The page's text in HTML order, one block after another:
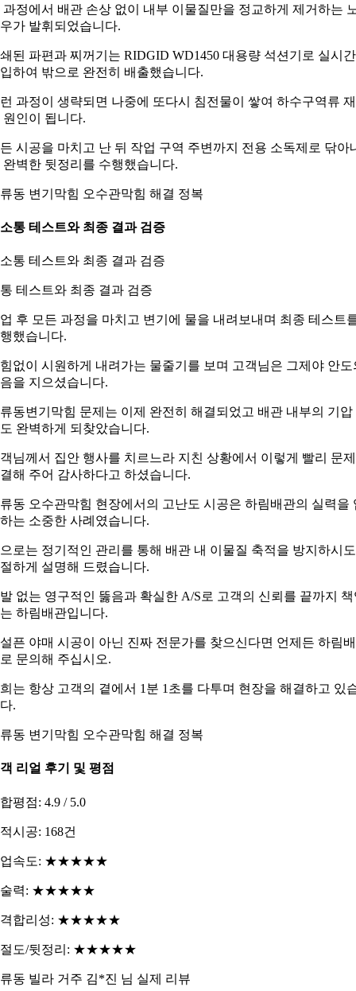
과정에서 배관 손상 없이 내부 이물질만을 정교하게 제거하는
가 발휘되었습니다.
된 파편과 찌꺼기는 RIDGID WD1450 대용량 석션기로 실시간
하여 밖으로 완전히 배출했습니다.
과정이 생략되면 나중에 또다시 침전물이 쌓여 하수구역류
원인이 됩니다.
시공을 마치고 난 뒤 작업 구역 주변까지 전용 소독제로 닦아
완벽한 뒷정리를 수행했습니다.
동 변기막힘 오수관막힘 해결 정복
통 테스트와 최종 결과 검증
테스트와 최종 결과 검증
후 모든 과정을 마치고 변기에 물을 내려보내며 최종 테스트
했습니다.
없이 시원하게 내려가는 물줄기를 보며 고객님은 그제야 안도
을 지으셨습니다.
동변기막힘 문제는 이제 완전히 해결되었고 배관 내부의 기압
완벽하게 되찾았습니다.
님께서 집안 행사를 치르느라 지친 상황에서 이렇게 빨리 문
해 주어 감사하다고 하셨습니다.
동 오수관막힘 현장에서의 고난도 시공은 하림배관의 실력을
는 소중한 사례였습니다.
로는 정기적인 관리를 통해 배관 내 이물질 축적을 방지하시
하게 설명해 드렸습니다.
없는 영구적인 뚫음과 확실한 A/S로 고객의 신뢰를 끝까지 책
하림배관입니다.
픈 야매 시공이 아닌 진짜 전문가를 찾으신다면 언제든 하림
문의해 주십시오.
는 항상 고객의 곁에서 1분 1초를 다투며 현장을 해결하고 있
.
동 변기막힘 오수관막힘 해결 정복
리얼 후기 및 평점
평점: 4.9 / 5.0
시공: 168건
업속도: ★★★★★
술력: ★★★★★
격합리성: ★★★★★
절도/뒷정리: ★★★★★
동 빌라 거주 김*진 님 실제 리뷰